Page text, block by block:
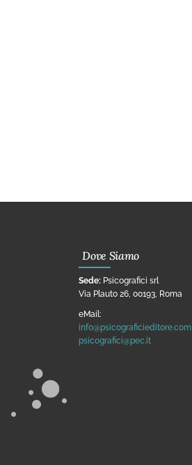
Dove Siamo
Sede: Psicografici srl
Via Plauto 26, 00193, Roma
eMail:
info@psicograficieditore.com
psicografici@pec.it